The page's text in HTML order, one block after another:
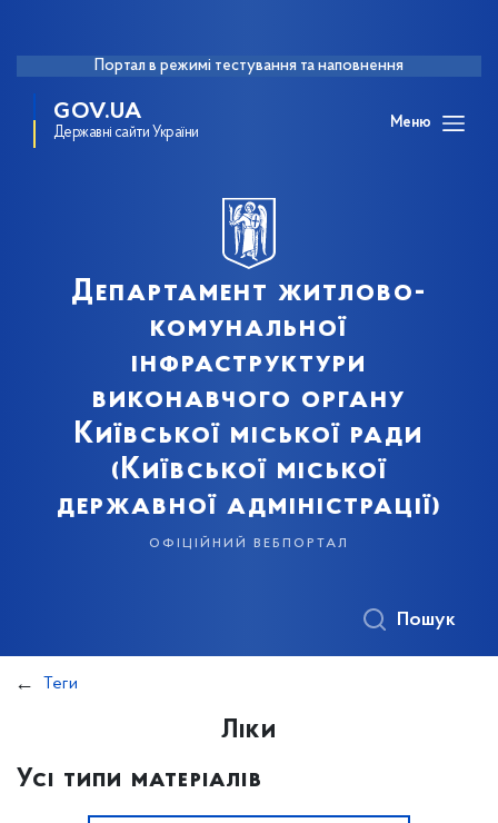
Портал в режимі тестування та наповнення
GOV.UA
Державні сайти України
Меню
Департамент житлово-
комунальної
інфраструктури
виконавчого органу
Київської міської ради
(Київської міської
державної адміністрації)
офіційний вебпортал
Пошук
Теги
Ліки
Усі типи матеріалів